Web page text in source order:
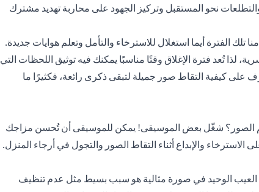
والتطلعات نحو المستقبل وتركيز الجهود على محاربة تهديد مشترك
تلك الفترة أيما استغلال للاسترخاء والتأمل وتعلم هوايات جديدة.
لذا تُعد فترة الإغلاق وقتًا مناسبًا يمكنك فيه توثيق اللحظات التي
على كيفية التقاط صور جميلة لتبقى ذكرى رائعة، فكثيرًا ما
الصور؟ شغّل بعض الموسيقى! يمكن للموسيقى أن تُحسن مزاجك
والإبداع أثناء التقاط الصور والتجول في أرجاء المنزل.
العيب الوحيد في صورة مثالية هو سبب بسيط مثل عدم تنظيف